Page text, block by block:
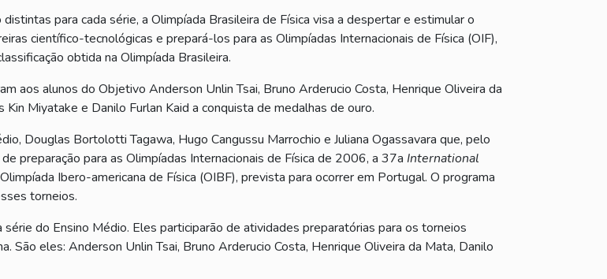
para cada série, a Olimpíada Brasileira de Física visa a despertar e estimular o
científico-tecnológicas e prepará-los para as Olimpíadas Internacionais de Física (OIF),
obtida na Olimpíada Brasileira.
aos alunos do Objetivo Anderson Unlin Tsai, Bruno Arderucio Costa, Henrique Oliveira da
Miyatake e Danilo Furlan Kaid a conquista de medalhas de ouro.
Douglas Bortolotti Tagawa, Hugo Cangussu Marrochio e Juliana Ogassavara que, pelo
preparação para as Olimpíadas Internacionais de Física de 2006, a 37a International
Ibero-americana de Física (OIBF), prevista para ocorrer em Portugal. O programa
torneios.
do Ensino Médio. Eles participarão de atividades preparatórias para os torneios
São eles: Anderson Unlin Tsai, Bruno Arderucio Costa, Henrique Oliveira da Mata, Danilo